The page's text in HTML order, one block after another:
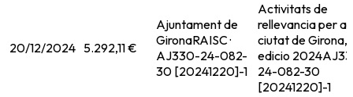
20/12/2024 5.292,11 €
Ajuntament de
GironaRAISC ·
AJ330-24-082-
30 [20241220]-1
Activitats de
rellevancia per a
ciutat de Girona,
edicio 2024
24-082-30
[20241220]-1